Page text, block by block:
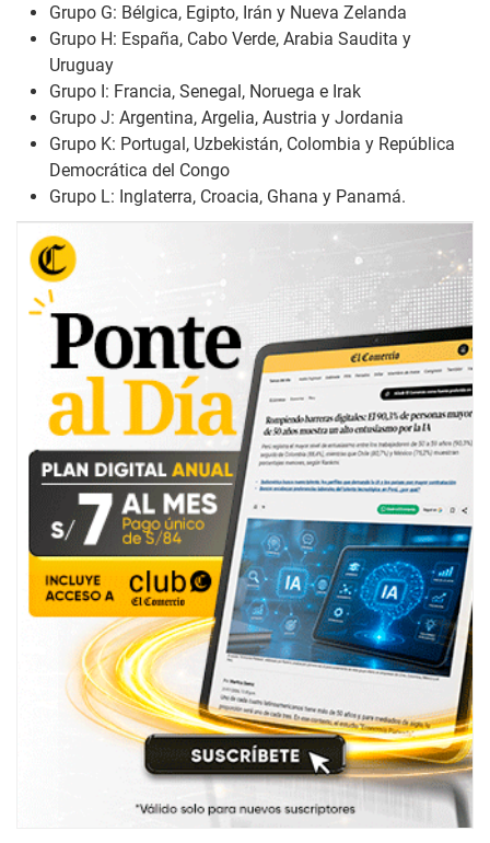
Grupo G: Bélgica, Egipto, Irán y Nueva Zelanda
Grupo H: España, Cabo Verde, Arabia Saudita y
Uruguay
Grupo I: Francia, Senegal, Noruega e Irak
Grupo J: Argentina, Argelia, Austria y Jordania
Grupo K: Portugal, Uzbekistán, Colombia y República
Democrática del Congo
Grupo L: Inglaterra, Croacia, Ghana y Panamá.